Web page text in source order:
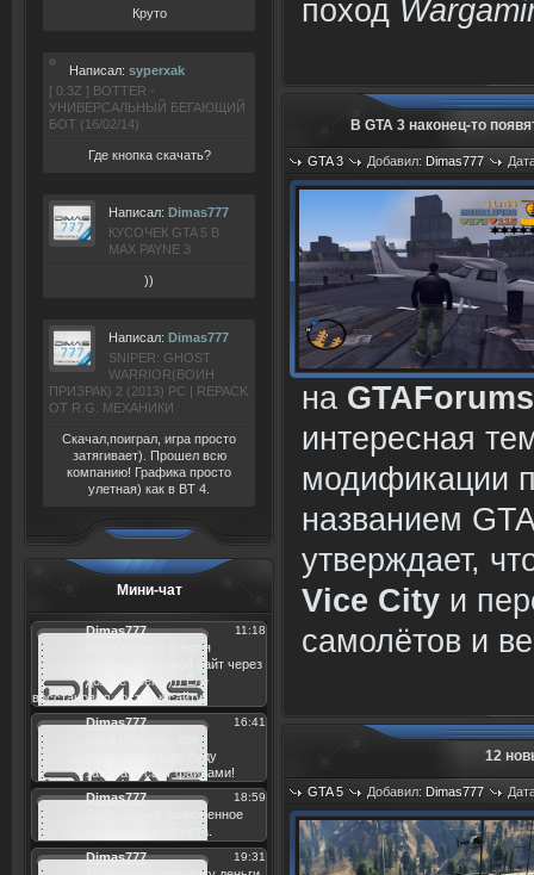
Круто
Написал: syperxak
[ 0.3Z ] BOTTER -
УНИВЕРСАЛЬНЫЙ БЕГАЮЩИЙ
БОТ (16/02/14)
Где кнопка скачать?
Написал: Dimas777
КУСОЧЕК GTA 5 В
MAX PAYNE 3
))
Написал: Dimas777
SNIPER: GHOST
WARRIOR(ВОИН
ПРИЗРАК) 2 (2013) РС | REPACK
ОТ R.G. МЕХАНИКИ
Скачал,поиграл, игра просто
затягивает). Прошел всю
компанию! Графика просто
улетная) как в BT 4.
Мини-чат
поход
В GTA 3 наконец-то
GTA 3 Добавил: Dimas777
на GTAForums
интересная
модификации
названием
утверждает,
Vice City и
самолётов и
12
GTA 5 Добавил: Dimas777